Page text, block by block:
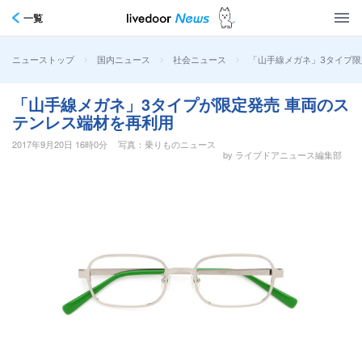
一覧
ニューストップ > 国内ニュース > 社会ニュース > 「山手線メガネ」3タイプ
「山手線メガネ」3タイプが限定発売 車両のス
テンレス端材を再利用
2017年9月20日 16時0分
写真：乗りものニュース
by ライブドアニュース編集部